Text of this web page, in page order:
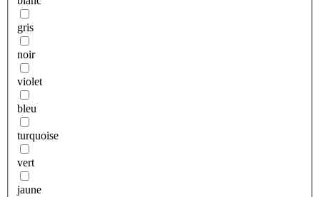
gris
noir
violet
bleu
turquoise
vert
jaune